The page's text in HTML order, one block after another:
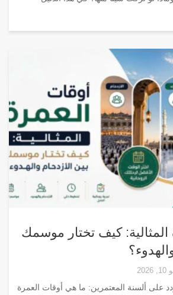
المثالية: كيف تختار موسمك
على ألسنة المعتمرين: ما هي أوقات العمرة